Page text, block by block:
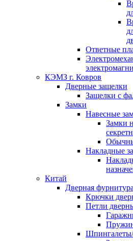
Ответные
КЭМЗ г. Ковров
Дверные защелки
Защелки с
Замки
Навесные
Замки
Накладные
Китай
Дверная фурнитура
Крючки
Петли
Шпингалеты/